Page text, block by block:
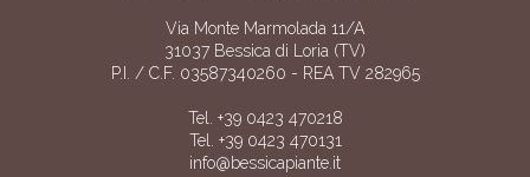
Via Monte Marmolada 11/A
31037 Bessica di Loria (TV)
P.I. / C.F. 03587340260 - REA TV 282965
Tel. +39 0423 470218
Tel. +39 0423 470131
info@bessicapiante.it